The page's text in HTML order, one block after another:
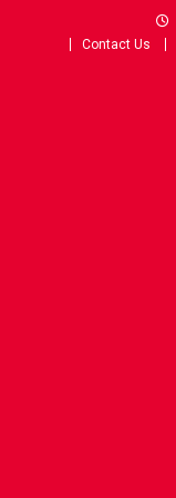
Contact Us